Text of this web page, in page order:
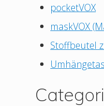
pocketVOX
maskVOX
Stoffbeutel